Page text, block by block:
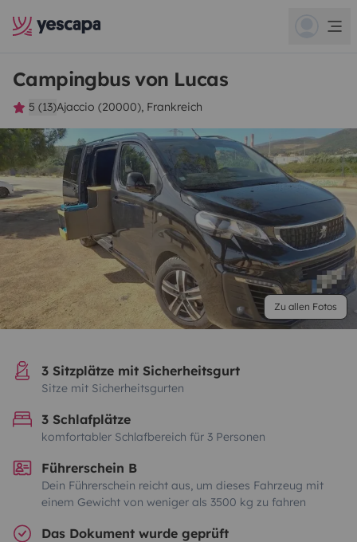
Campingbus von Lucas
5 (13)Ajaccio (20000), Frankreich
Zu allen Fotos
3 Sitzplätze mit Sicherheitsgurt
Sitze mit Sicherheitsgurten
3 Schlafplätze
komfortabler Schlafbereich für 3 Personen
Führerschein B
Dein Führerschein reicht aus, um dieses Fahrzeug mit
einem Gewicht von weniger als 3500 kg zu fahren
Das Dokument wurde geprüft